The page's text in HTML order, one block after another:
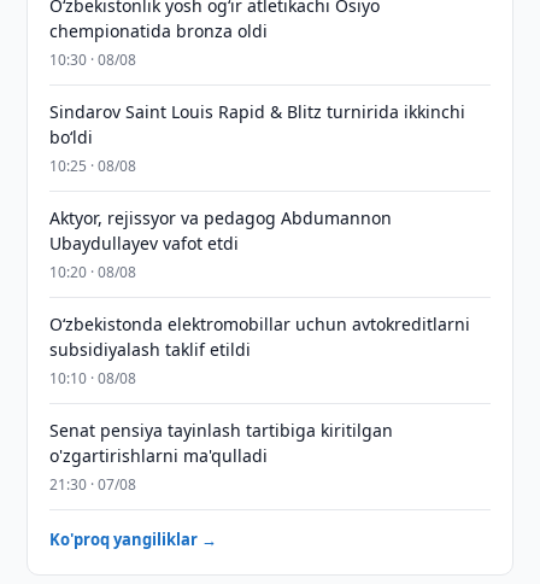
O‘zbekistonlik yosh og‘ir atletikachi Osiyo
chempionatida bronza oldi
10:30 · 08/08
Sindarov Saint Louis Rapid & Blitz turnirida ikkinchi
bo‘ldi
10:25 · 08/08
Aktyor, rejissyor va pedagog Abdumannon
Ubaydullayev vafot etdi
10:20 · 08/08
O‘zbekistonda elektromobillar uchun avtokreditlarni
subsidiyalash taklif etildi
10:10 · 08/08
Senat pensiya tayinlash tartibiga kiritilgan
o'zgartirishlarni ma'qulladi
21:30 · 07/08
Ko'proq yangiliklar →